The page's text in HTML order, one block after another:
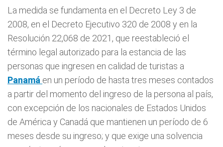
La medida se fundamenta en el Decreto Ley 3 de
2008, en el Decreto Ejecutivo 320 de 2008 y en la
Resolución 22,068 de 2021, que reestableció el
término legal autorizado para la estancia de las
personas que ingresen en calidad de turistas a
Panamá en un período de hasta tres meses contados
a partir del momento del ingreso de la persona al país,
con excepción de los nacionales de Estados Unidos
de América y Canadá que mantienen un período de 6
meses desde su ingreso; y que exige una solvencia